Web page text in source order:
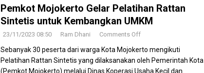
Pemkot Mojokerto Gelar Pelatihan Rattan
Sintetis untuk Kembangkan UMKM
23/11/2023 08:50 Ram Dhani Comments Off
Sebanyak 30 peserta dari warga Kota Mojokerto mengikuti
Pelatihan Rattan Sintetis yang dilaksanakan oleh Pemerintah Kota
(Pemkot Mojokerto) melalui Dinas Koperasi Usaha Kecil dan